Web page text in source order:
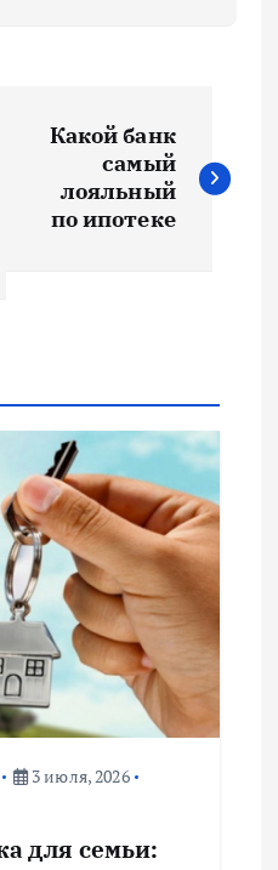
Какой банк
самый
лояльный
по ипотеке
3 июля, 2026
для семьи: